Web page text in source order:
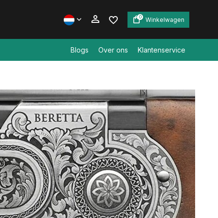
Account aanmaken
0 Winkelwagen
Blogs Over ons Klantenservice